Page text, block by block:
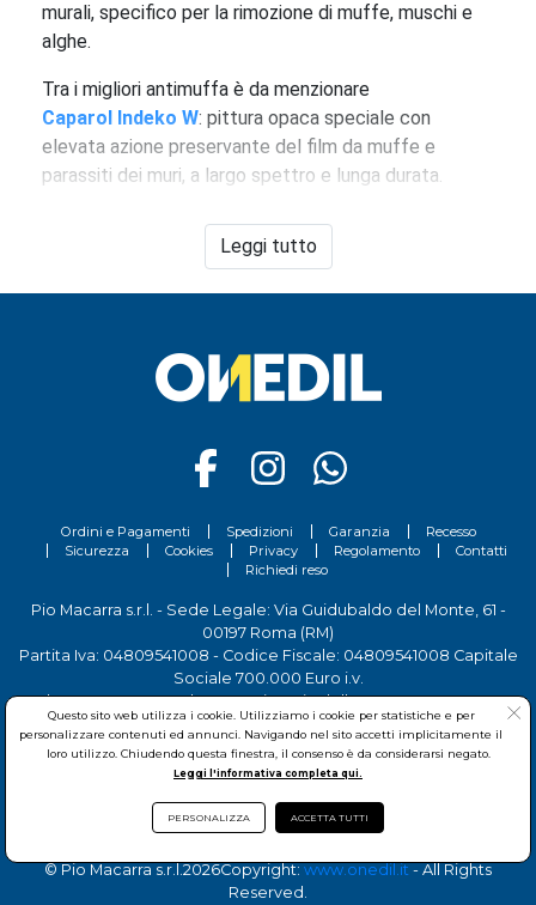
murali, specifico per la rimozione di muffe, muschi e
alghe.
Tra i migliori antimuffa è da menzionare
Caparol Indeko W: pittura opaca speciale con
elevata azione preservante del film da muffe e
parassiti dei muri, a largo spettro e lunga durata.
Tra le pitture per interni più performanti, invece,
, pittura fine per interni, liscia al
esempio soggiorni, camere da letto, locali hobby, etc.
Scopri tutti i prodotti Caparol sul nostro sito.
Leggi tutto
Ordini e Pagamenti Spedizioni Garanzia
Recesso
Sicurezza
Cookies Privacy Regolamento
Contatti
Richiedi reso
Pio Macarra s.r.l. - Sede Legale: Via Guidubaldo del Monte, 61 -
00197 Roma (RM)
Partita Iva: 04809541008 - Codice Fiscale: 04809541008 Capitale
Sociale 700.000 Euro i.v.
Tel.06 81156444- Sede Operativa: Via delle Imprese, 7 - 00030
San Cesareo (RM)
© Pio Macarra s.r.l.2026Copyright: www.onedil.it - All Rights
Reserved.
Questo sito web utilizza i cookie. Utilizziamo i cookie per statistiche e per
personalizzare contenuti ed annunci. Navigando nel sito accetti implicitamente il
loro utilizzo. Chiudendo questa finestra, il consenso è da considerarsi negato.
Leggi l'informativa completa qui.
PERSONALIZZA ACCETTA TUTTI